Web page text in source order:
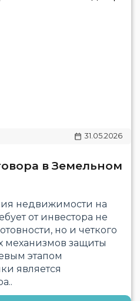
31.05.2026
в Земельном
недвижимости на
от инвестора не
но и четкого
механизмов защиты
этапом
является